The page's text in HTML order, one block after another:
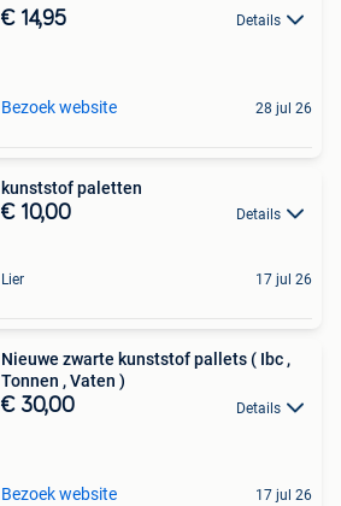
€ 14,95 Details
Bezoek website 28 jul 26
kunststof paletten
€ 10,00 Details
Lier 17 jul 26
Nieuwe zwarte kunststof pallets ( Ibc ,
Tonnen , Vaten )
€ 30,00 Details
Bezoek website 17 jul 26